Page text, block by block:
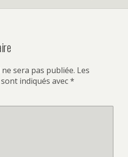
sera pas publiée. Les
indiqués avec*